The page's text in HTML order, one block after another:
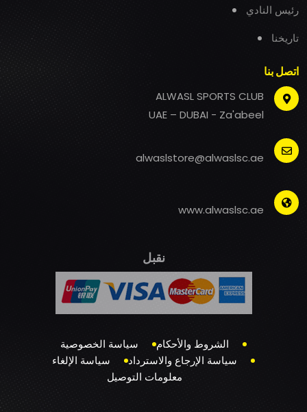
رئيس النادي
تاريخنا
اتصل بنا
ALWASL SPORTS CLUB
UAE – DUBAI - Za'abeel
alwaslstore@alwaslsc.ae
www.alwaslsc.ae
نقبل
الشروط والأحكام
سياسة الخصوصية
سياسة الإرجاع والاسترداد
سياسة الإلغاء
معلومات التوصيل